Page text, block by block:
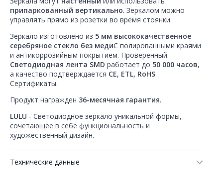
припаркованный вертикально. Зеркалом можно
управлять прямо из розетки во время стоянки.
Зеркало изготовлено из 5 мм высококачественное
серебряное стекло без медиС полированными краями
и антикоррозийным покрытием. Проверенный
Светодиодная лента SMD работает до 50 000 часов,
а качество подтверждается CE, ETL, RoHS
Сертификаты.
Продукт награжден 36-месячная гарантия.
LULU - Светодиодное зеркало уникальной формы,
сочетающее в себе функциональность и
художественный дизайн.
Технические данные